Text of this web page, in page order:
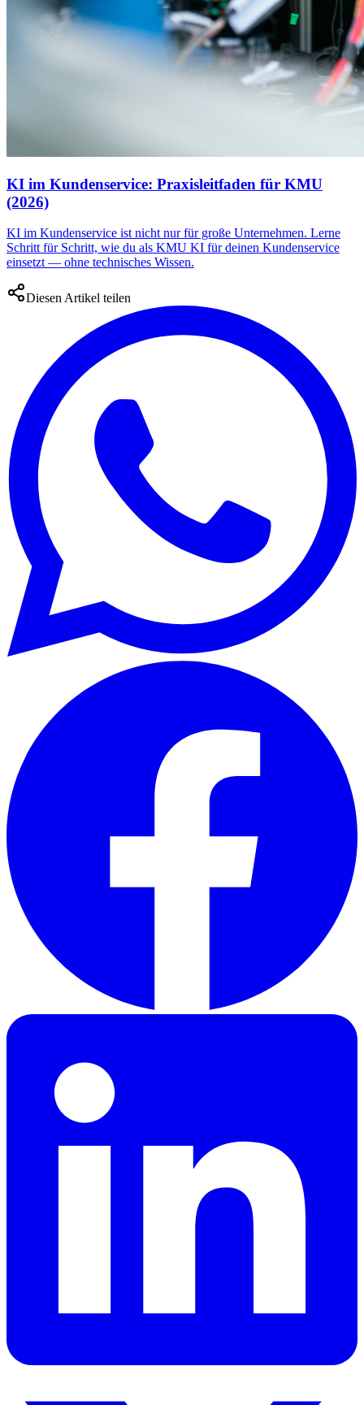
KI im Kundenservice: Praxisleitfaden für KMU
(2026)
KI im Kundenservice ist nicht nur für große Unternehmen. Lerne
Schritt für Schritt, wie du als KMU KI für deinen Kundenservice
einsetzt — ohne technisches Wissen.
Diesen Artikel teilen